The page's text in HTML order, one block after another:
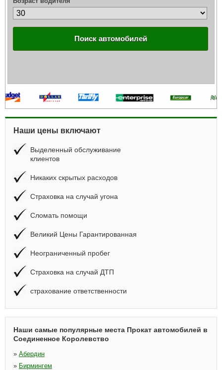
Поиск автомобилей
Наши цены включают
Выделенный обслуживание
клиентов
Никаких скрытых расходов
Страховка на случай угона
Сломать помощи
Великий Цены Гарантированная
Неограниченный пробег
Страховка на случай ДТП
страхование ответственности
Наши самые популярные места Прокат автомобилей в
Соединенное Королевство
» Абердин
» Бирмингем